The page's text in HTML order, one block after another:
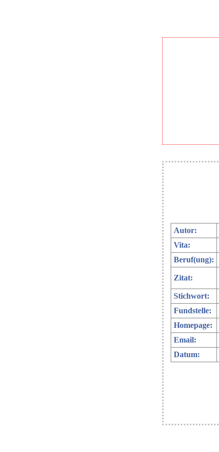
Autor:
Vita:
Beruf(ung):
Zitat:
Stichwort:
Fundstelle:
Homepage:
Email:
Datum: